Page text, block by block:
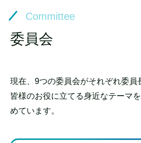
委員会
Committee
現在、9つの委員会がそれぞれ委員
皆様のお役に立てる身近なテーマ
めています。